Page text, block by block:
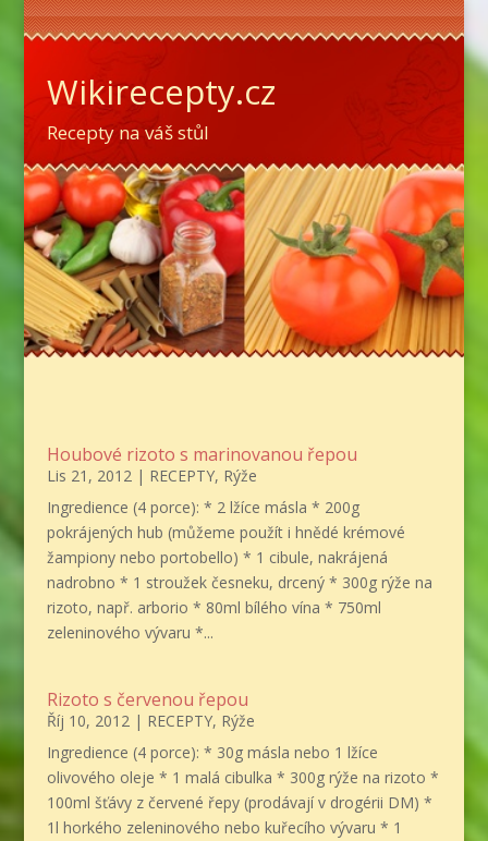
Wikirecepty.cz
Recepty na váš stůl
Houbové rizoto s marinovanou řepou
Lis 21, 2012| RECEPTY, Rýže
Ingredience (4 porce): * 2 lžíce másla * 200g
pokrájených hub (můžeme použít i hnědé krémové
žampiony nebo portobello) * 1 cibule, nakrájená
nadrobno * 1 stroužek česneku, drcený * 300g rýže na
rizoto, např. arborio * 80ml bílého vína * 750ml
zeleninového vývaru *...
Rizoto s červenou řepou
Říj 10, 2012| RECEPTY, Rýže
Ingredience (4 porce): * 30g másla nebo 1 lžíce
olivového oleje * 1 malá cibulka * 300g rýže na rizoto *
100ml šťávy z červené řepy (prodávají v drogérii DM) *
1l horkého zeleninového nebo kuřecího vývaru * 1